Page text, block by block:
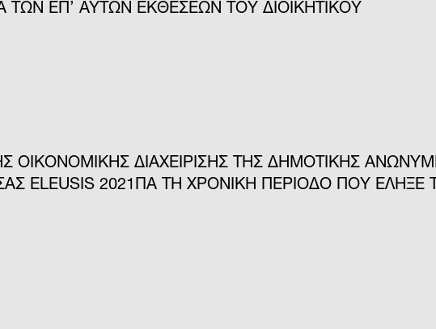
ΤΩΝ ΕΠ’ ΑΥΤΩΝ ΕΚΘΕΣΕΩΝ ΤΟΥ ΔΙΟΙΚΗΤΙΚΟΥ
ΟΙΚΟΝΟΜΙΚΗΣ ΔΙΑΧΕΙΡΙΣΗΣ ΤΗΣ ΔΗΜΟΤΙΚΗΣ
ELEUSIS 2021ΓΙΑ ΤΗ ΧΡΟΝΙΚΗ ΠΕΡΙΟΔΟ ΠΟΥ ΕΛΗΞΕ